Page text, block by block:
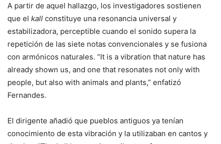
A partir de aquel hallazgo, los investigadores sostienen
que el kall constituye una resonancia universal y
estabilizadora, perceptible cuando el sonido supera la
repetición de las siete notas convencionales y se fusiona
con armónicos naturales. “It is a vibration that nature has
already shown us, and one that resonates not only with
people, but also with animals and plants,” enfatizó
Fernandes.
El dirigente añadió que pueblos antiguos ya tenían
conocimiento de esta vibración y la utilizaban en cantos y